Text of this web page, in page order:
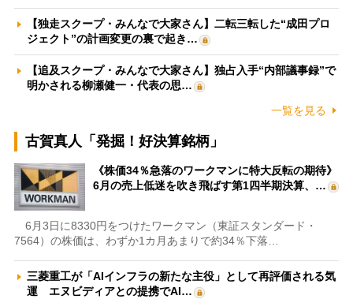
【独走スクープ・みんなで大家さん】二転三転した“成田プロ
ジェクト”の計画変更の裏で起き…
【追及スクープ・みんなで大家さん】独占入手“内部議事録”で
明かされる柳瀬健一・代表の思…
一覧を見る
古賀真人「発掘！好決算銘柄」
《株価34％急落のワークマンに特大反転の期待》
6月の売上低迷を吹き飛ばす第1四半期決算、…
6月3日に8330円をつけたワークマン（東証スタンダード・
7564）の株価は、わずか1カ月あまりで約34％下落…
三菱重工が「AIインフラの新たな主役」として再評価される気
運 エヌビディアとの提携でAI…